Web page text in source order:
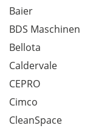
Baier
BDS Maschinen
Bellota
Caldervale
CEPRO
Cimco
CleanSpace